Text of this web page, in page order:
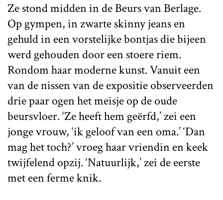
Ze stond midden in de Beurs van Berlage.
Op gympen, in zwarte skinny jeans en
gehuld in een vorstelijke bontjas die bijeen
werd gehouden door een stoere riem.
Rondom haar moderne kunst. Vanuit een
van de nissen van de expositie observeerden
drie paar ogen het meisje op de oude
beursvloer. ‘Ze heeft hem geërfd,’ zei een
jonge vrouw, ‘ik geloof van een oma.’ ‘Dan
mag het toch?’ vroeg haar vriendin en keek
twijfelend opzij. ‘Natuurlijk,’ zei de eerste
met een ferme knik.